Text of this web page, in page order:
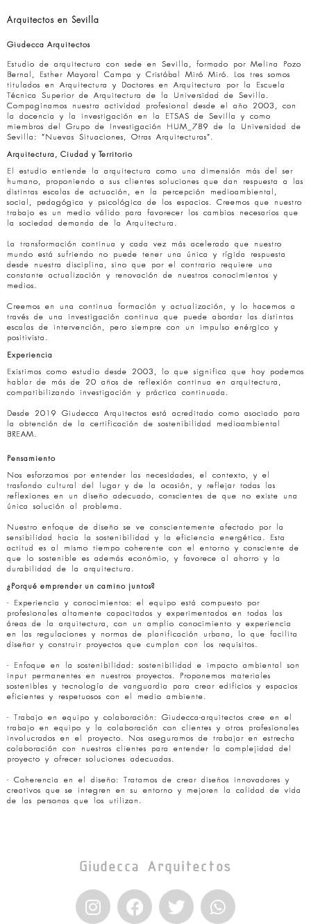
Arquitectos en Sevilla
Giudecca Arquitectos
Estudio de arquitectura con sede en Sevilla, formado por Melina Pozo
Bernal, Esther Mayoral Campa y Cristóbal Miró Miró. Los tres somos
titulados en Arquitectura y Doctores en Arquitectura por la Escuela
Técnica Superior de Arquitectura de la Universidad de Sevilla.
Compaginamos nuestra actividad profesional desde el año 2003, con
la docencia y la investigación en la ETSAS de Sevilla y como
miembros del Grupo de Investigación HUM_789 de la Universidad de
Sevilla: “Nuevas Situaciones, Otras Arquitecturas”.
Arquitectura, Ciudad y Territorio
El estudio entiende la arquitectura como una dimensión más del ser
humano, proponiendo a sus clientes soluciones que dan respuesta a las
distintas escalas de actuación, en la percepción medioambiental,
social, pedagógica y psicológica de los espacios. Creemos que nuestro
trabajo es un medio válido para favorecer los cambios necesarios que
la sociedad demanda de la Arquitectura.
La transformación continua y cada vez más acelerada que nuestro
mundo está sufriendo no puede tener una única y rígida respuesta
desde nuestra disciplina, sino que por el contrario requiere una
constante actualización y renovación de nuestros conocimientos y
medios.
Creemos en una continua formación y actualización, y lo hacemos a
través de una investigación continua que puede abordar las distintas
escalas de intervención, pero siempre con un impulso enérgico y
positivista.
Experiencia
Existimos como estudio desde 2003, lo que significa que hoy podemos
hablar de más de 20 años de reflexión continua en arquitectura,
compatibilizando investigación y práctica continuada.
Desde 2019 Giudecca Arquitectos está acreditado como asociado para
la obtención de la certificación de sostenibilidad medioambiental
BREAM.
Pensamiento
Nos esforzamos por entender las necesidades, el contexto, y el
trasfondo cultural del lugar y de la ocasión, y reflejar todas las
reflexiones en un diseño adecuado, conscientes de que no existe una
única solución al problema.
Nuestro enfoque de diseño se ve conscientemente afectado por la
sensibilidad hacia la sostenibilidad y la eficiencia energética. Esta
actitud es al mismo tiempo coherente con el entorno y consciente de
que lo sostenible es además económio, y favorece al ahorro y la
durabilidad de la arquitectura.
¿Porqué emprender un camino juntos?
- Experiencia y conocimientos: el equipo está compuesto por
profesionales altamente capacitados y experimentados en todas las
áreas de la arquitectura, con un amplio conocimiento y experiencia
en las regulaciones y normas de planificación urbana, lo que facilita
diseñar y construir proyectos que cumplan con los requisitos.
- Enfoque en la sostenibilidad: sostenibilidad e impacto ambiental son
input permanentes en nuestros proyectos. Proponemos materiales
sostenibles y tecnología de vanguardia para crear edificios y espacios
eficientes y respetuosos con el medio ambiente.
- Trabajo en equipo y colaboración: Giudecca-arquitectos cree en el
trabajo en equipo y la colaboración con clientes y otros profesionales
involucrados en el proyecto. Nos aseguramos de trabajar en estrecha
colaboración con nuestros clientes para entender la complejidad del
proyecto y ofrecer soluciones adecuadas.
- Coherencia en el diseño: Tratamos de crear diseños innovadores y
creativos que se integren en su entorno y mejoren la calidad de vida
de las personas que los utilizan.
Giudecca Arquitectos
I
n
F
a
T
w
W
h